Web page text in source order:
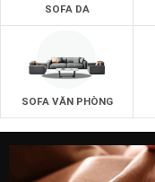
SOFA DA
SOFA VĂN PHÒNG